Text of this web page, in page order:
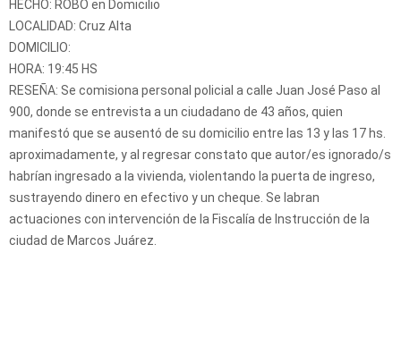
HECHO: ROBO en Domicilio
LOCALIDAD: Cruz Alta
DOMICILIO:
HORA: 19:45 HS
RESEÑA: Se comisiona personal policial a calle Juan José Paso al
900, donde se entrevista a un ciudadano de 43 años, quien
manifestó que se ausentó de su domicilio entre las 13 y las 17 hs.
aproximadamente, y al regresar constato que autor/es ignorado/s
habrían ingresado a la vivienda, violentando la puerta de ingreso,
sustrayendo dinero en efectivo y un cheque. Se labran
actuaciones con intervención de la Fiscalía de Instrucción de la
ciudad de Marcos Juárez.